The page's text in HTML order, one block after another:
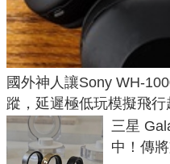
國外神人讓Sony WH-
蹤，延遲極低玩模擬飛行
三星
中！傳